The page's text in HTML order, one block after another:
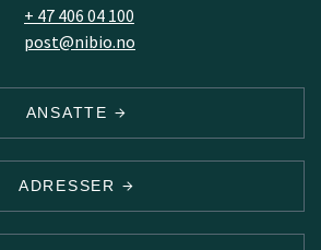
+ 47 406 04 100
post@nibio.no
ANSATTE
ADRESSER